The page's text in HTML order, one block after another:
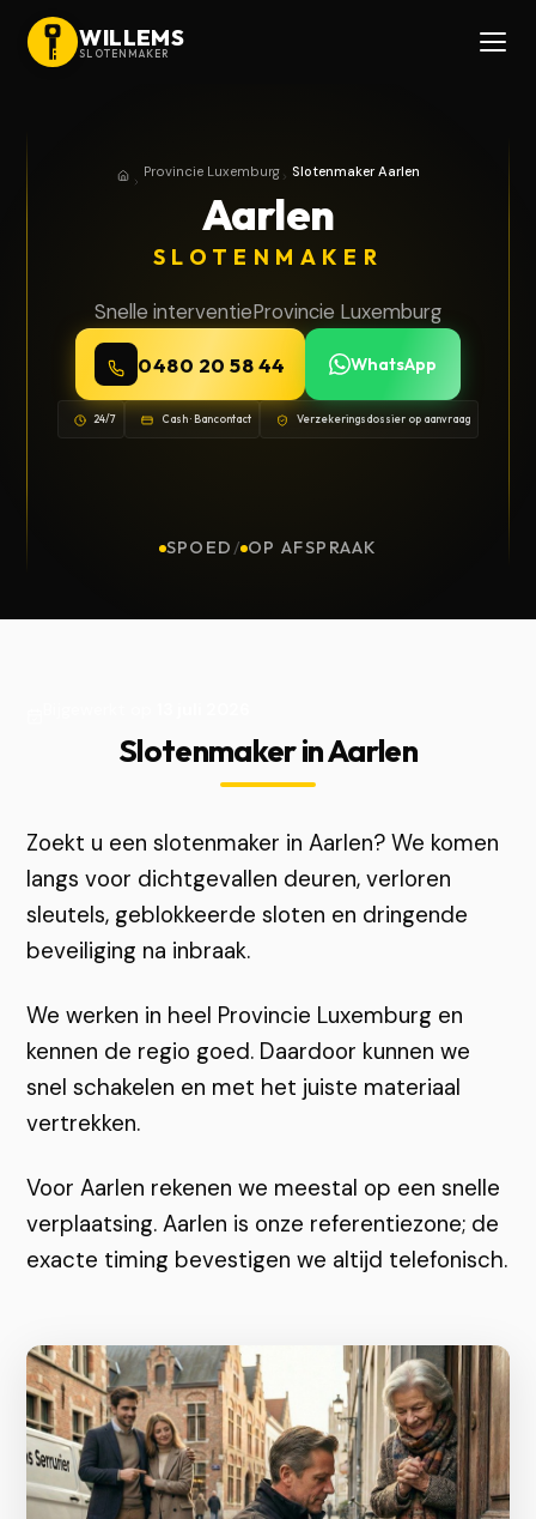
WILLEMS
SLOTENMAKER
HomeProvincie Luxemburg
Provincie Luxemburg Slotenmaker Aarlen
Aarlen
SLOTENMAKER
Snelle interventieProvincie Luxemburg
0480 20 58 44 WhatsApp
24/7 Cash · Bancontact Verzekeringsdossier op aanvraag
SPOED / OP AFSPRAAK
Slotenmaker in Aarlen
Zoekt u een slotenmaker in Aarlen? We komen
langs voor dichtgevallen deuren, verloren
sleutels, geblokkeerde sloten en dringende
beveiliging na inbraak.
We werken in heel Provincie Luxemburg en
kennen de regio goed. Daardoor kunnen we
snel schakelen en met het juiste materiaal
vertrekken.
Voor Aarlen rekenen we meestal op een snelle
verplaatsing. Aarlen is onze referentiezone; de
exacte timing bevestigen we altijd telefonisch.